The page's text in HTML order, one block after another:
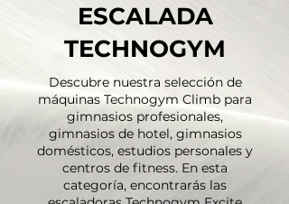
ESCALADA
TECHNOGYM
Descubre nuestra selección de
máquinas Technogym Climb para
gimnasios profesionales,
gimnasios de hotel, gimnasios
domésticos, estudios personales y
centros de fitness. En esta
categoría, encontrarás las